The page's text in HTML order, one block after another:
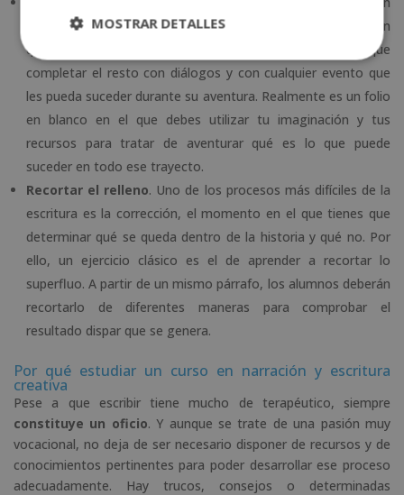
para desarrollar una narración breve. Dos personajes tienen
que recorrer una distancia determinada. Tendrás que
completar el resto con diálogos y con cualquier evento que
les pueda suceder durante su aventura. Realmente es un folio
en blanco en el que debes utilizar tu imaginación y tus
recursos para tratar de aventurar qué es lo que puede
suceder en todo ese trayecto.
Recortar el relleno. Uno de los procesos más difíciles de la
escritura es la corrección, el momento en el que tienes que
determinar qué se queda dentro de la historia y qué no. Por
ello, un ejercicio clásico es el de aprender a recortar lo
superfluo. A partir de un mismo párrafo, los alumnos deberán
recortarlo de diferentes maneras para comprobar el
resultado dispar que se genera.
Por qué estudiar un curso en narración y escritura
creativa
Pese a que escribir tiene mucho de terapéutico, siempre
constituye un oficio. Y aunque se trate de una pasión muy
vocacional, no deja de ser necesario disponer de recursos y de
conocimientos pertinentes para poder desarrollar ese proceso
adecuadamente. Hay trucos, consejos o determinadas
MOSTRAR DETALLES